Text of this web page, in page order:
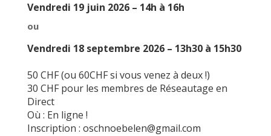
Vendredi 19 juin 2026 – 14h à 16h
ou
Vendredi 18 septembre 2026 – 13h30 à 15h30
50 CHF (ou 60CHF si vous venez à deux !)
30 CHF pour les membres de Réseautage en
Direct
Où : En ligne !
Inscription : oschnoebelen@gmail.com